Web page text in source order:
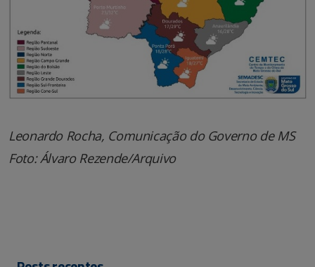
Leonardo Rocha, Comunicação do Governo de MS
Foto: Álvaro Rezende/Arquivo